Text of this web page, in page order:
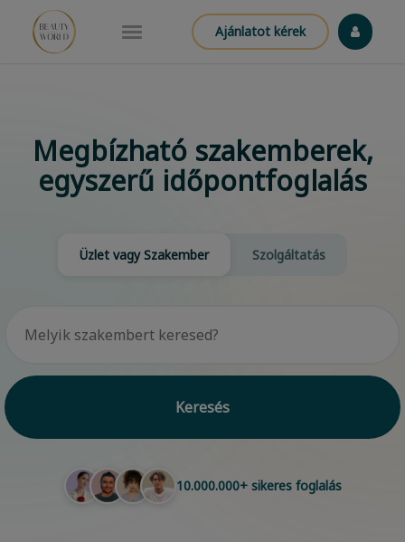
Ajánlatot kérek
Megbízható szakemberek,
egyszerű időpontfoglalás
Üzlet vagy Szakember Szolgáltatás
Keresés
10.000.000+ sikeres foglalás